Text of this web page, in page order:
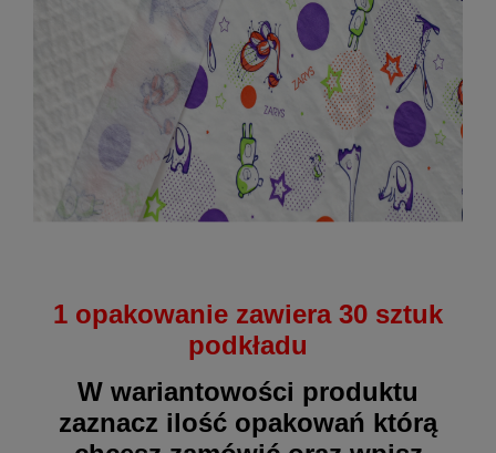
1 opakowanie zawiera 30 sztuk
podkładu
W wariantowości produktu
zaznacz ilość opakowań którą